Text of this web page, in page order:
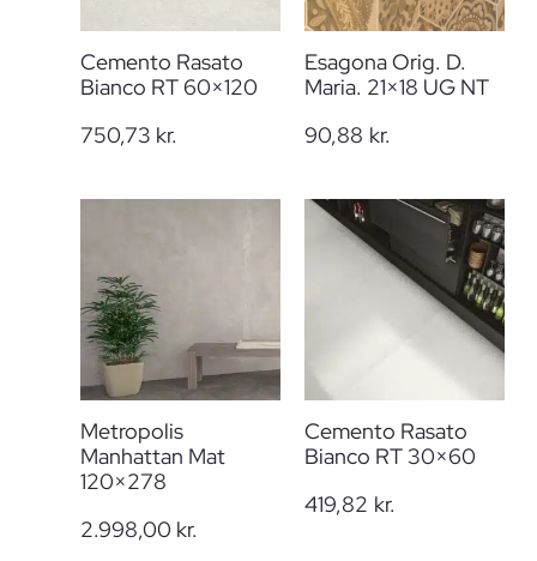
Cemento Rasato
Bianco RT 60×120
750,73 kr.
Esagona Orig. D.
Maria. 21×18 UG NT
90,88 kr.
Metropolis
Manhattan Mat
120×278
2.998,00 kr.
Cemento Rasato
Bianco RT 30×60
419,82 kr.